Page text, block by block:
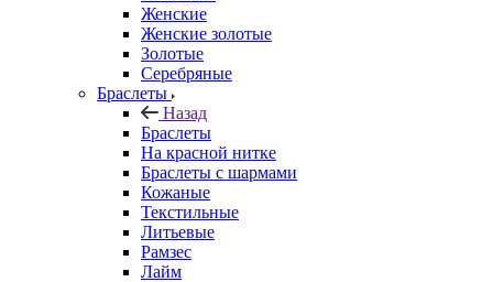
Женские
Женские золотые
Золотые
Серебряные
Браслеты
Назад
Браслеты
На красной нитке
Браслеты с шармами
Кожаные
Текстильные
Литьевые
Рамзес
Лайм